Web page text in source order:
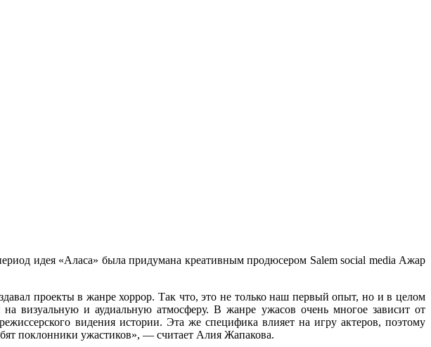
идея «Аласа» была придумана креативным продюсером Salem social media Ажар
проекты в жанре хоррор. Так что, это не только наш первый опыт, но и в целом
визуальную и аудиальную атмосферу. В жанре ужасов очень многое зависит от
видения истории. Эта же специфика влияет на игру актеров, поэтому
поклонники ужастиков», — считает Алия Жапакова.